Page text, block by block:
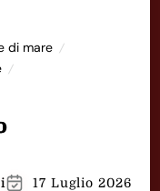
di mare
17 Luglio 2026